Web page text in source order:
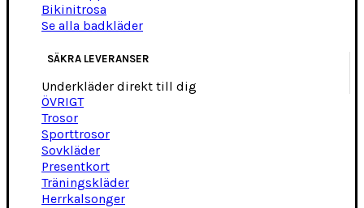
Bikinitrosa
Se alla badkläder
SÄKRA LEVERANSER
Underkläder direkt till dig
ÖVRIGT
Trosor
Sporttrosor
Sovkläder
Presentkort
Träningskläder
Herrkalsonger